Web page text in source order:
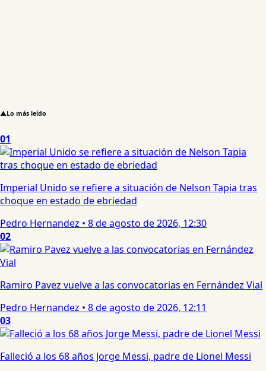
▲Lo más leído
01
Imperial Unido se refiere a situación de Nelson Tapia tras
choque en estado de ebriedad
Pedro Hernandez • 8 de agosto de 2026, 12:30
02
Ramiro Pavez vuelve a las convocatorias en Fernández Vial
Pedro Hernandez • 8 de agosto de 2026, 12:11
03
Falleció a los 68 años Jorge Messi, padre de Lionel Messi